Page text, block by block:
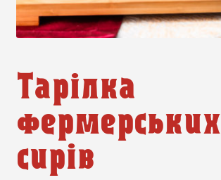
Тарілка
фермерських
сирів